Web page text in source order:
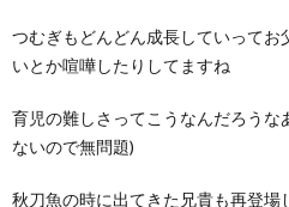
つむぎもどんどん成長していってお
いとか喧嘩したりしてますね
育児の難しさってこうなんだろう
ないので無問題)
秋刀魚の時に出てきた兄貴も再登場